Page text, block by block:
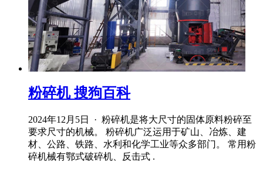
粉碎机 搜狗百科
2024年12月5日 · 粉碎机是将大尺寸的固体原料粉碎至
要求尺寸的机械。 粉碎机广泛运用于矿山、冶炼、建
材、公路、铁路、水利和化学工业等众多部门。 常用粉
碎机械有鄂式破碎机、反击式 .